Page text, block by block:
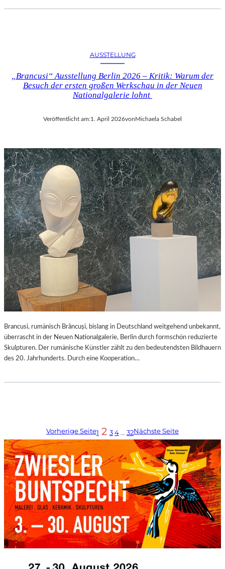
AUSSTELLUNG
„Brancusi“ Ausstellung Berlin 2026 – Kritik: Warum der
Besuch der ersten großen Werkschau in der Neuen
Nationalgalerie lohnt
Veröffentlicht am:1. April 2026vonMichaela Schabel
Brancusi, rumänisch Brâncuși, bislang in Deutschland weitgehend unbekannt,
überrascht in der Neuen Nationalgalerie, Berlin durch formschön reduzierte
Skulpturen. Der rumänische Künstler zählt zu den bedeutendsten Bildhauern
des 20. Jahrhunderts. Durch eine Kooperation…
Vorherige Seite1 2 34 … 32Nächste Seite